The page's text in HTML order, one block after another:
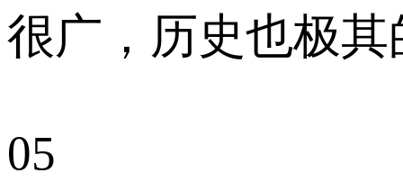
很广，历史也极
05